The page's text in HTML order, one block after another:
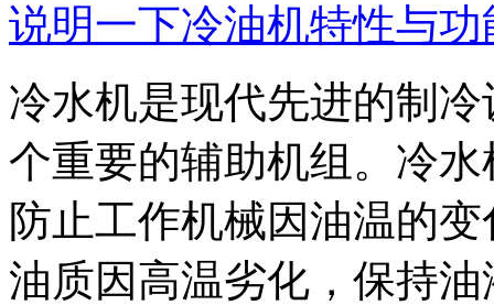
说明一下冷油机特性与
冷水机是现代先进的制
个重要的辅助机组。
防止工作机械因油温
油质因高温劣化，保持